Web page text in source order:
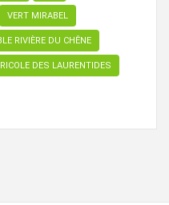
VERT MIRABEL
RIVIÈRE DU CHÊNE
DES LAURENTIDES